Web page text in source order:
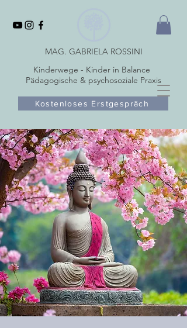
MAG. GABRIELA ROSSINI
Kinderwege - Kinder in Balance
Pädagogische & psychosoziale Praxis
Kostenloses Erstgespräch